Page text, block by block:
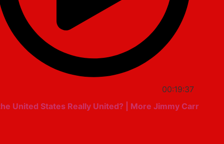
00:19:37
United States Really United? | More Jimmy Carr